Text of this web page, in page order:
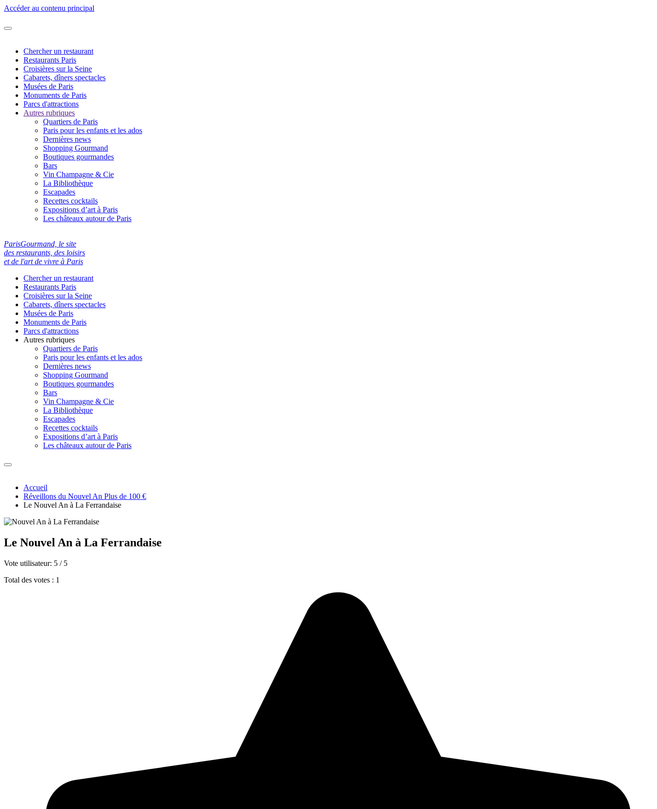
Accéder au contenu principal
Chercher un restaurant
Restaurants Paris
Croisières sur la Seine
Cabarets, dîners spectacles
Musées de Paris
Monuments de Paris
Parcs d'attractions
Autres rubriques
Quartiers de Paris
Paris pour les enfants et les ados
Dernières news
Shopping Gourmand
Boutiques gourmandes
Bars
Vin Champagne & Cie
La Bibliothèque
Escapades
Recettes cocktails
Expositions d’art à Paris
Les châteaux autour de Paris
ParisGourmand, le site
des restaurants, des loisirs
et de l'art de vivre à Paris
Chercher un restaurant
Restaurants Paris
Croisières sur la Seine
Cabarets, dîners spectacles
Musées de Paris
Monuments de Paris
Parcs d'attractions
Autres rubriques
Quartiers de Paris
Paris pour les enfants et les ados
Dernières news
Shopping Gourmand
Boutiques gourmandes
Bars
Vin Champagne & Cie
La Bibliothèque
Escapades
Recettes cocktails
Expositions d’art à Paris
Les châteaux autour de Paris
Accueil
Réveillons du Nouvel An Plus de 100 €
Le Nouvel An à La Ferrandaise
Le Nouvel An à La Ferrandaise
Vote utilisateur: 5 / 5
Total des votes : 1